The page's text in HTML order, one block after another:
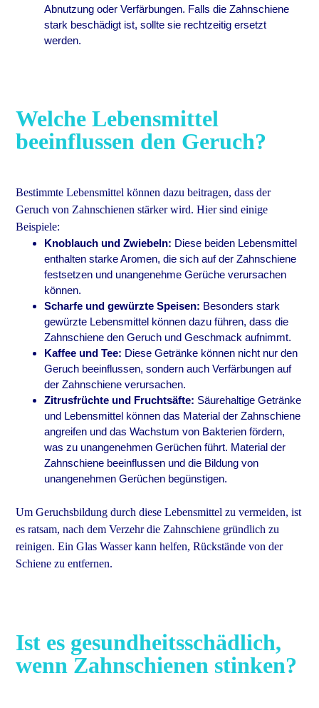
Abnutzung oder Verfärbungen. Falls die Zahnschiene
stark beschädigt ist, sollte sie rechtzeitig ersetzt
werden.
Welche Lebensmittel
beeinflussen den Geruch?
Bestimmte Lebensmittel können dazu beitragen, dass der
Geruch von Zahnschienen stärker wird. Hier sind einige
Beispiele:
Knoblauch und Zwiebeln: Diese beiden Lebensmittel
enthalten starke Aromen, die sich auf der Zahnschiene
festsetzen und unangenehme Gerüche verursachen
können.
Scharfe und gewürzte Speisen: Besonders stark
gewürzte Lebensmittel können dazu führen, dass die
Zahnschiene den Geruch und Geschmack aufnimmt.
Kaffee und Tee: Diese Getränke können nicht nur den
Geruch beeinflussen, sondern auch Verfärbungen auf
der Zahnschiene verursachen.
Zitrusfrüchte und Fruchtsäfte: Säurehaltige Getränke
und Lebensmittel können das Material der Zahnschiene
angreifen und das Wachstum von Bakterien fördern,
was zu unangenehmen Gerüchen führt. Material der
Zahnschiene beeinflussen und die Bildung von
unangenehmen Gerüchen begünstigen.
Um Geruchsbildung durch diese Lebensmittel zu vermeiden, ist
es ratsam, nach dem Verzehr die Zahnschiene gründlich zu
reinigen. Ein Glas Wasser kann helfen, Rückstände von der
Schiene zu entfernen.
Ist es gesundheitsschädlich,
wenn Zahnschienen stinken?